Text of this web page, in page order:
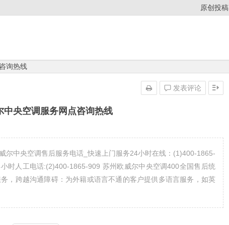
原创投稿
询热线
中央空调服务网点咨询热线
发表评论
尔中央空调售后服务电话_快速上门服务24小时在线：(1)400-1865-
时人工电话:(2)400-1865-909 苏州欧威尔中央空调400全国售后统
，跨越沟通障碍：为外籍或语言不通的客户提供多语言服务，如英